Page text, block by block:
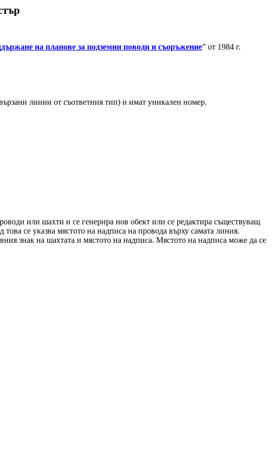
на планове за подземни поводи и съоръжение” от 1984 г.
линии от съответния тип) и имат уникален номер.
или шахти и се генерира нов обект или се редактира съществуващ
се указва мястото на надписа на провода върху самата линия.
знак на шахтата и мястото на надписа. Мястото на надписа може да се